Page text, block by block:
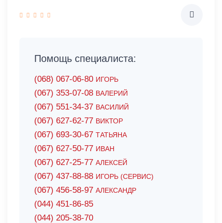
Помощь специалиста:
(068) 067-06-80 ИГОРЬ
(067) 353-07-08 ВАЛЕРИЙ
(067) 551-34-37 ВАСИЛИЙ
(067) 627-62-77 ВИКТОР
(067) 693-30-67 ТАТЬЯНА
(067) 627-50-77 ИВАН
(067) 627-25-77 АЛЕКСЕЙ
(067) 437-88-88 ИГОРЬ (СЕРВИС)
(067) 456-58-97 АЛЕКСАНДР
(044) 451-86-85
(044) 205-38-70